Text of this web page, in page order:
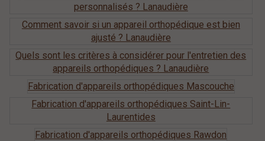
personnalisés ? Lanaudière
Comment savoir si un appareil orthopédique est bien
ajusté ? Lanaudière
Quels sont les critères à considérer pour l'entretien des
appareils orthopédiques ? Lanaudière
Fabrication d'appareils orthopédiques Mascouche
Fabrication d'appareils orthopédiques Saint-Lin-
Laurentides
Fabrication d'appareils orthopédiques Rawdon